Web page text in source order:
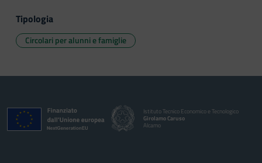
Tipologia
Circolari per alunni e famiglie
Istituto Tecnico Economico e Tecnologico
Girolamo Caruso
Alcamo